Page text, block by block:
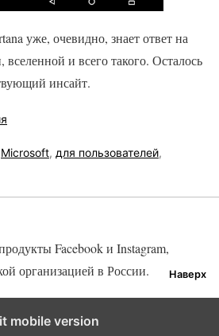
уже, очевидно, знает ответ на
и всего такого. Осталось
инсайт.
Microsoft, для пользователей,
Наверх
Facebook и Instagram,
организацией в России.
mobile version